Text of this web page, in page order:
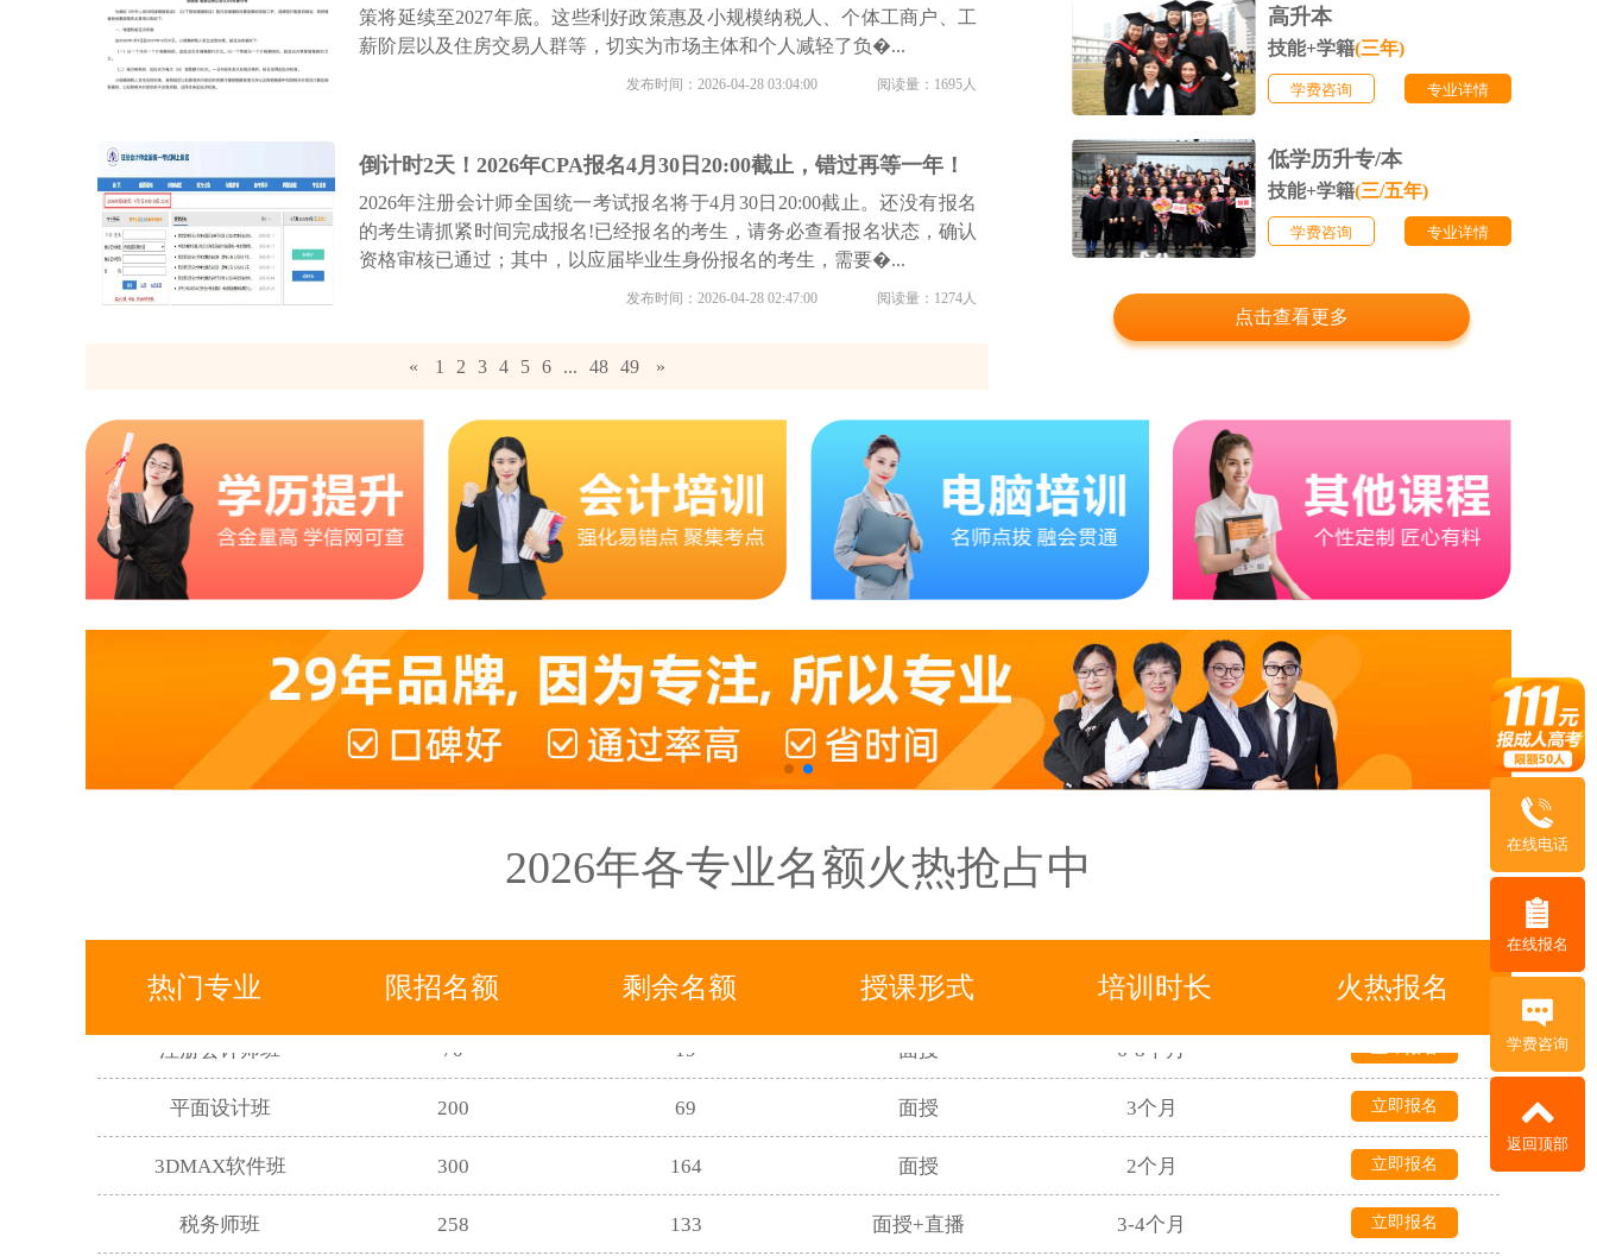
在线电话
在线报名
学费咨询
返回顶部
策将延续至2027年底。这些利好政策惠及小规模纳税人、个体工商户、工
薪阶层以及住房交易人群等，切实为市场主体和个人减轻了负�...
发布时间：2026-04-28 03:04:00 阅读量：1695人
倒计时2天！2026年CPA报名4月30日20:00截止，错过再等一年！
2026年注册会计师全国统一考试报名将于4月30日20:00截止。还没有报名
的考生请抓紧时间完成报名!已经报名的考生，请务必查看报名状态，确认
资格审核已通过；其中，以应届毕业生身份报名的考生，需要�...
发布时间：2026-04-28 02:47:00 阅读量：1274人
« 1 2 3 4 5 6 ... 48 49 »
高升本
技能+学籍(三年)
学费咨询 专业详情
低学历升专/本
技能+学籍(三/五年)
学费咨询 专业详情
点击查看更多
2026年各专业名额火热抢占中
热门专业 限招名额 剩余名额 授课形式 培训时长 火热报名
电商美工摄影班 68 31 面授 1个月
高升专学历班 893 457 面授+直播 3年
214 面授
中级会计师班 180 83 面授 4-5个月 立即报名
注册会计师班 70 19 面授 6-8个月 立即报名
平面设计班 面授 3个月 立即报名
3DMAX软件班 面授 2个月 立即报名
税务师班 面授+直播 3-4个月 立即报名